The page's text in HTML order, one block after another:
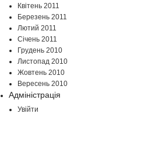
Квітень 2011
Березень 2011
Лютий 2011
Січень 2011
Грудень 2010
Листопад 2010
Жовтень 2010
Вересень 2010
Адміністрація
Увійти